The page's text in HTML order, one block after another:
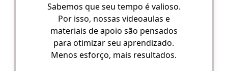
Sabemos que seu tempo é valioso.
Por isso, nossas videoaulas e
materiais de apoio são pensados
para otimizar seu aprendizado.
Menos esforço, mais resultados.